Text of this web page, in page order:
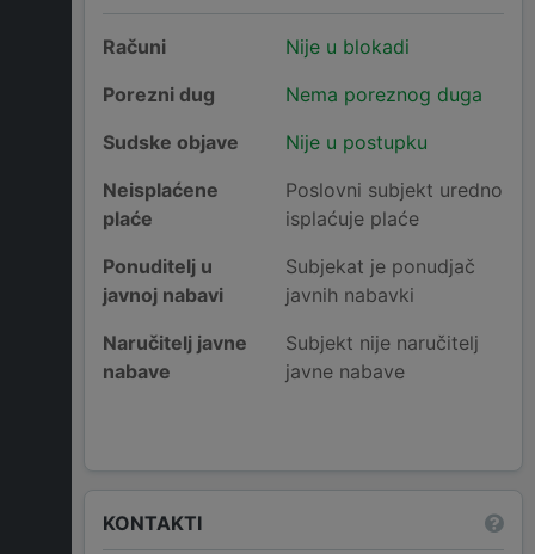
Računi
Nije u blokadi
Porezni dug
Nema poreznog duga
Sudske objave
Nije u postupku
Neisplaćene
plaće
Poslovni subjekt uredno
isplaćuje plaće
Ponuditelj u
javnoj nabavi
Subjekat je ponudjač
javnih nabavki
Naručitelj javne
nabave
Subjekt nije naručitelj
javne nabave
KONTAKTI